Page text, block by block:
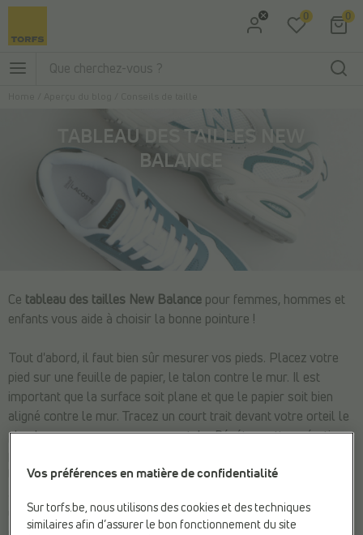
Aller au menu principal
0 0
TABLEAU DES TAILLES NEW
BALANCE
Ce tableau des tailles New Balance pour femmes, hommes et
enfants vous aide à choisir la bonne pointure !
Tout d'abord, il faut bien sûr mesurer vos pieds. Placez votre
pied sur une feuille de papier, le talon contre le mur. Il est
important que la surface soit plane et que le papier soit bien
aligné contre le mur. Tracez un court trait devant votre orteil le
plus long avec un crayon ou un stylo. Répétez cette opération
longueur. Ensuite, mesurez la distance entre le talon et la ligne
utiliser un morceau de ruban adhésif pour maintenir la feuille de
Vos préférences en matière de confidentialité
Sur torfs.be, nous utilisons des cookies et des techniques
similaires afin d’assurer le bon fonctionnement du site